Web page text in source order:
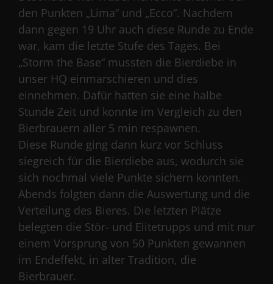
den Punkten „Lima“ und „Ecco“. Nachdem
dann gegen 19 Uhr auch diese Runde zu Ende
war, kam die letzte Stufe des Tages. Bei
„Storm the Base“ mussten die Bierdiebe in
unser HQ einmarschieren und dies
einnehmen. Dafür hatten sie eine halbe
Stunde Zeit und konnte im Vergleich zu den
Bierbrauern aller 5 min respawnen.
Diese Runde ging dann kurz vor Schluss
siegreich für die Bierdiebe aus, wodurch sie
sich nochmal viele Punkte sichern konnten.
Abends folgten dann die Auswertung und die
Verteilung des Bieres. Die letzten Plätze
belegten die Stör- und Elitetrupps und mit nur
einem Vorsprung von 50 Punkten gewannen
im Endeffekt, in alter Tradition, die
Bierbrauer.